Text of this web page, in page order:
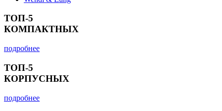
ТОП-5
КОМПАКТНЫХ
подробнее
ТОП-5
КОРПУСНЫХ
подробнее